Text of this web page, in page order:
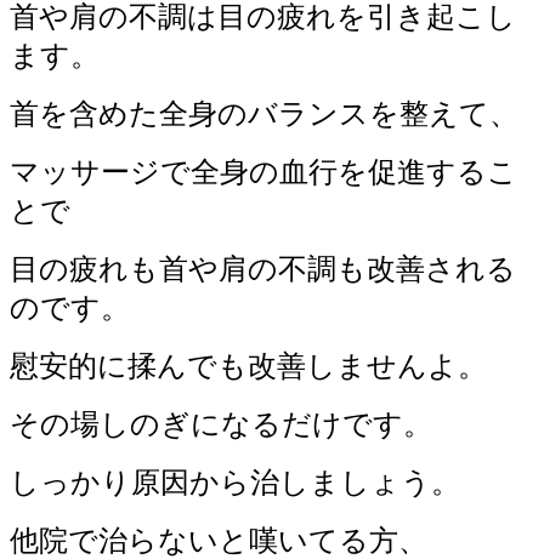
首や肩の不調は目の疲れを引き起こし
ます。
首を含めた全身のバランスを整えて、
マッサージで全身の血行を促進するこ
とで
目の疲れも首や肩の不調も改善される
のです。
慰安的に揉んでも改善しませんよ。
その場しのぎになるだけです。
しっかり原因から治しましょう。
他院で治らないと嘆いてる方、